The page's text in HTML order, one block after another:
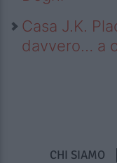
Casa J.K.
davvero… a
CHI SIAMO